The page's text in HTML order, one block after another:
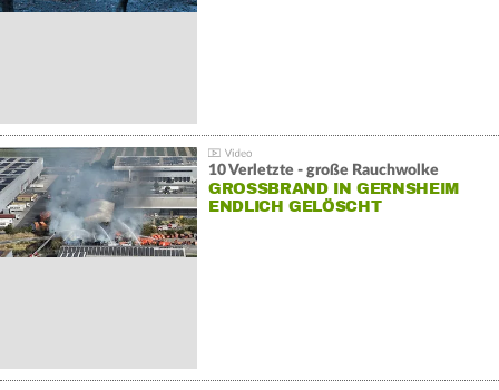
10 Verletzte - große Rauchwolke
GROSSBRAND IN GERNSHEIM E
NDLICH GELÖSCHT